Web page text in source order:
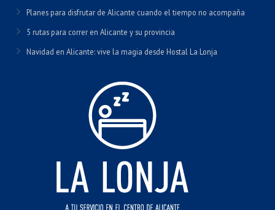
Planes para disfrutar de Alicante cuando el tiempo no acompaña
5 rutas para correr en Alicante y su provincia
Navidad en Alicante: vive la magia desde Hostal La Lonja